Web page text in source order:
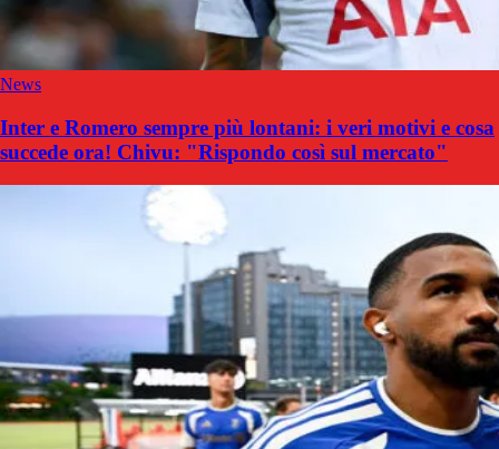
News
Inter e Romero sempre più lontani: i veri motivi e cosa
succede ora! Chivu: "Rispondo così sul mercato"